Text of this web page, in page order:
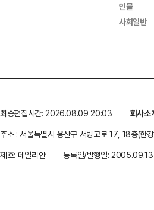
인물
사회일반
최종편집시간: 2026.08.09 20:03 회사소
주소 : 서울특별시 용산구 서빙고로 17, 18층(한
제호: 데일리안
등록일/발행일: 2005.09.13